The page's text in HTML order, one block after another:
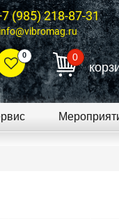
(985) 218-87-31
0 0